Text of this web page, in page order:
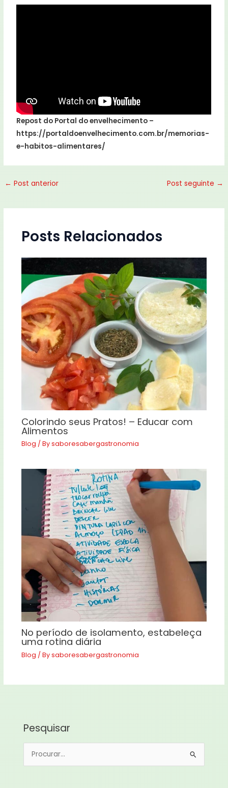
Repost do Portal do envelhecimento –
https://portaldoenvelhecimento.com.br/memorias-
e-habitos-alimentares/
← Post anterior Post seguinte →
Posts Relacionados
Colorindo seus Pratos! – Educar com
Alimentos
Blog / Bysaboresabergastronomia
No período de isolamento, estabeleça
uma rotina diária
Blog / Bysaboresabergastronomia
Pesquisar